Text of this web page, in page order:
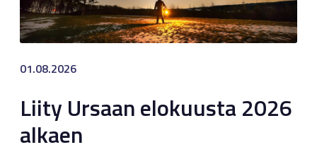
01.08.2026
Liity Ursaan elokuusta 2026
alkaen